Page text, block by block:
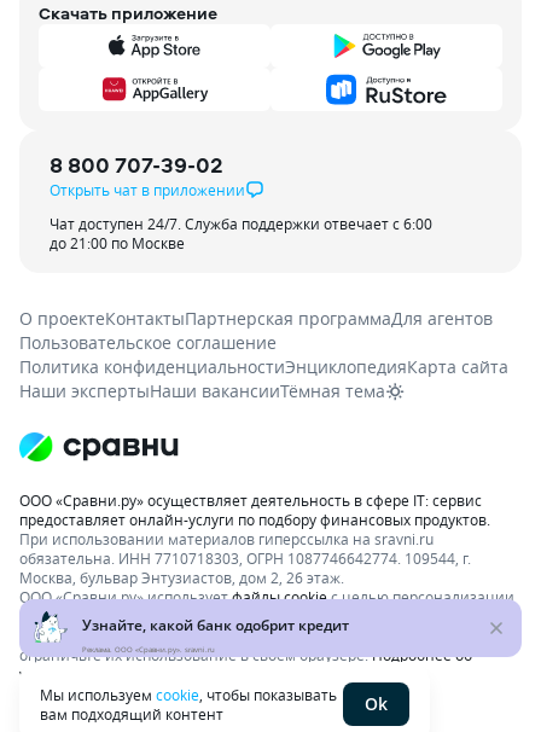
Реклама. ООО «Сравни.ру». sravni.ru
Скачать приложение
8 800 707-39-02
Открыть чат в приложении
Чат доступен 24/7. Служба поддержки отвечает с 6:00
до 21:00 по Москве
О проектеКонтактыПартнерская программаДля агентов
Пользовательское соглашение
Политика конфиденциальностиЭнциклопедияКарта сайта
Наши экспертыНаши вакансииТёмная тема
ООО «Сравни.ру» осуществляет деятельность в сфере IT: сервис
предоставляет онлайн-услуги по подбору финансовых продуктов.
При использовании материалов гиперссылка на sravni.ru
обязательна. ИНН 7710718303, ОГРН 1087746642774. 109544, г.
Москва, бульвар Энтузиастов, дом 2, 26 этаж.
ООО «Сравни.ру» используетфайлы cookieс целью персонализации
сервисов и повышения удобства пользования веб-сайтом. Если вы
не хотите, чтобы ваши пользовательские данные обрабатывались,
ограничьте их использование в своём браузере.Подробнее об
условиях.
Мы используем cookie , чтобы показывать
вам подходящий контент
Ok